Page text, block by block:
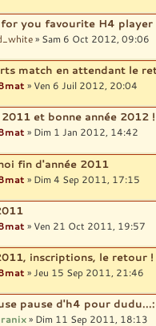
you favourite H4 player
» Sam 6 Oct 2012, 09:06
match en attendant le
» Ven 6 Juil 2012, 20:04
et bonne année 2012 !
» Dim 1 Jan 2012, 14:42
fin d'année 2011
» Dim 4 Sep 2011, 17:15
» Ven 21 Oct 2011, 19:57
inscriptions, le retour !
» Jeu 15 Sep 2011, 21:46
pause d'h4 pour
» Dim 11 Sep 2011, 18:13